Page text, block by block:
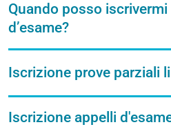
Quando posso
d’esame?
Iscrizione prove parziali
Iscrizione appelli